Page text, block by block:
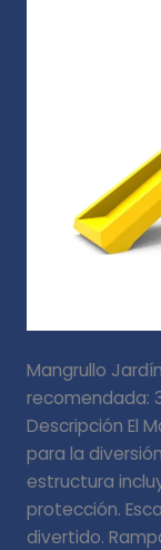
Mangrullo
recomendada:
Descripción El
para la
estructura
protección.
divertido.